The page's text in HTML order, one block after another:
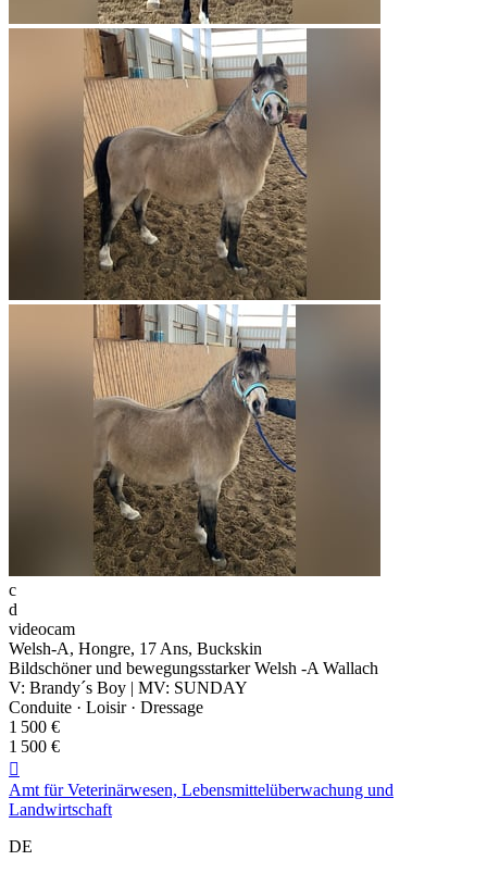
c
d
videocam
Welsh-A, Hongre, 17 Ans, Buckskin
Bildschöner und bewegungsstarker Welsh -A Wallach
V: Brandy´s Boy | MV: SUNDAY
Conduite · Loisir · Dressage
1 500 €
1 500 €

Amt für Veterinärwesen, Lebensmittelüberwachung und
Landwirtschaft
DE